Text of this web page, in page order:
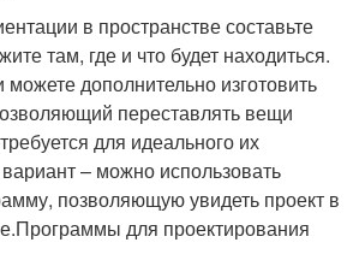
в пространстве составьте
там, где и что будет находиться.
дополнительно изготовить
переставлять вещи
для идеального их
– можно использовать
позволяющую увидеть проект в
для проектирования